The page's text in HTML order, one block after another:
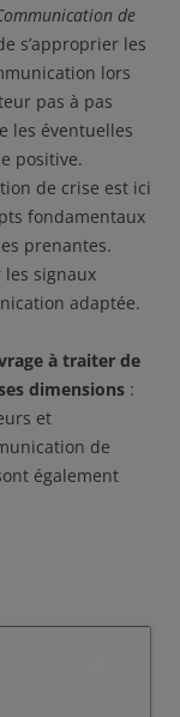
de
s’approprier les
lors
pas à pas
les éventuelles
positive.
de crise est ici
fondamentaux
prenantes.
les signaux
adaptée.
à traiter de
dimensions :
et
de
également